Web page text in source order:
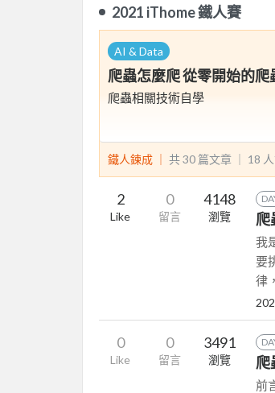
2021 iThome 鐵人賽
AI & Data
爬蟲怎麼爬 從零開始的爬
爬蟲相關技術自學
鐵人鍊成 ｜ 共 30 篇文章 ｜ 18
2
Like
0
留言
4148
瀏覽 爬
我
要
律
0
Like
0
留言
3491
瀏覽 爬
前